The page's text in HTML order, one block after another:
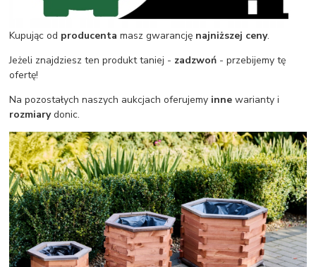
Kupując od producenta masz gwarancję najniższej ceny.
Jeżeli znajdziesz ten produkt taniej - zadzwoń - przebijemy tę
ofertę!
Na pozostałych naszych aukcjach oferujemy inne warianty i
rozmiarydonic.